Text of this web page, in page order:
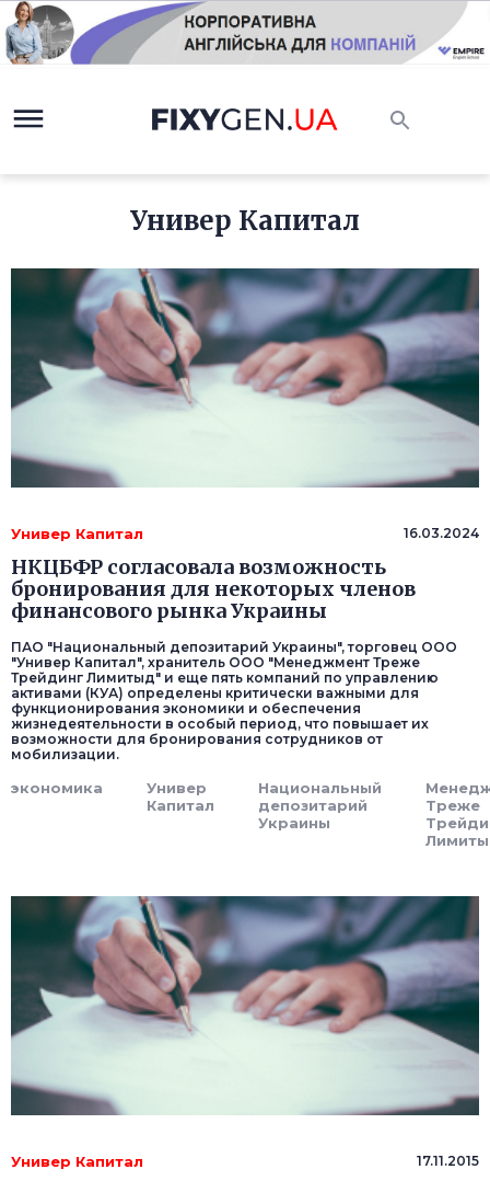
Универ Капитал
Универ Капитал 16.03.2024
НКЦБФР согласовала возможность
бронирования для некоторых членов
финансового рынка Украины
ПАО "Национальный депозитарий Украины", торговец ООО
"Универ Капитал", хранитель ООО "Менеджмент Треже
Трейдинг Лимитыд" и еще пять компаний по управлению
активами (КУА) определены критически важными для
функционирования экономики и обеспечения
жизнедеятельности в особый период, что повышает их
возможности для бронирования сотрудников от
мобилизации.
экономика
Универ
Капитал
Национальный
депозитарий
Украины
Треже
Универ Капитал 17.11.2015